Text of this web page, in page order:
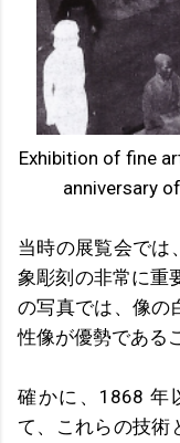
Exhibition of fine
anniversary
当時の展覧会では
象彫刻の非常に重
の写真では、像の
性像が優勢である
確かに、1868 年
て、これらの技術